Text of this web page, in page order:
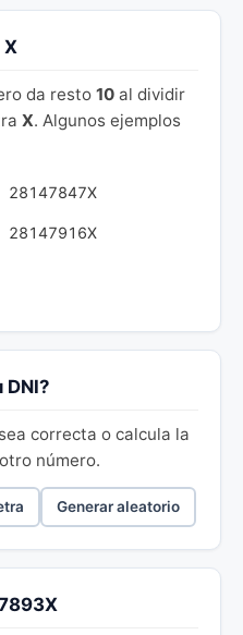
da resto 10 al dividir
X. Algunos ejemplos
28147847X
28147916X
DNI?
correcta o calcula la
número.
Generar aleatorio